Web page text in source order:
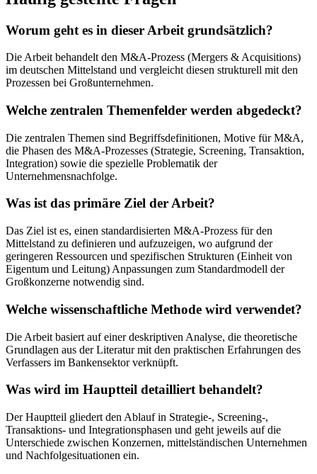
Worum geht es in dieser Arbeit grundsätzlich?
Die Arbeit behandelt den M&A-Prozess (Mergers & Acquisitions)
im deutschen Mittelstand und vergleicht diesen strukturell mit den
Prozessen bei Großunternehmen.
Welche zentralen Themenfelder werden abgedeckt?
Die zentralen Themen sind Begriffsdefinitionen, Motive für M&A,
die Phasen des M&A-Prozesses (Strategie, Screening, Transaktion,
Integration) sowie die spezielle Problematik der
Unternehmensnachfolge.
Was ist das primäre Ziel der Arbeit?
Das Ziel ist es, einen standardisierten M&A-Prozess für den
Mittelstand zu definieren und aufzuzeigen, wo aufgrund der
geringeren Ressourcen und spezifischen Strukturen (Einheit von
Eigentum und Leitung) Anpassungen zum Standardmodell der
Großkonzerne notwendig sind.
Welche wissenschaftliche Methode wird verwendet?
Die Arbeit basiert auf einer deskriptiven Analyse, die theoretische
Grundlagen aus der Literatur mit den praktischen Erfahrungen des
Verfassers im Bankensektor verknüpft.
Was wird im Hauptteil detailliert behandelt?
Der Hauptteil gliedert den Ablauf in Strategie-, Screening-,
Transaktions- und Integrationsphasen und geht jeweils auf die
Unterschiede zwischen Konzernen, mittelständischen Unternehmen
und Nachfolgesituationen ein.